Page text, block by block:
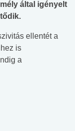
által igényelt
ellentét a
is
a